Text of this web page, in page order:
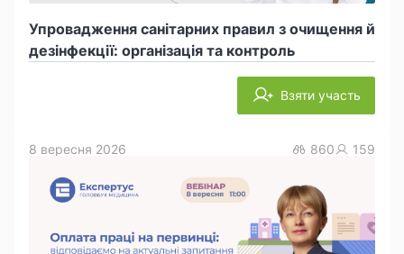
Упровадження санітарних правил з очищення й
дезінфекції: організація та контроль
Взяти участь
8 вересня 2026 860 159